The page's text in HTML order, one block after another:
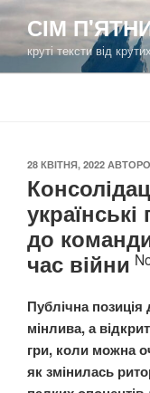
Перейти
вмісту
СІМ
круті тексти від
ОПУБЛІКОВАНО
28 КВІТНЯ, 2022
до
час війни
Публічна
мінлива, а
гри, коли можна
як змінилась